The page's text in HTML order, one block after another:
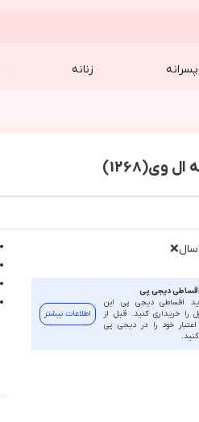
پسرانه زنانه
وی(1268)
دیجی پی
اقساطی دیجی پی این
را خریداری کنید. قبل از
خود را در دیجی پی
اطلاعات بیشتر